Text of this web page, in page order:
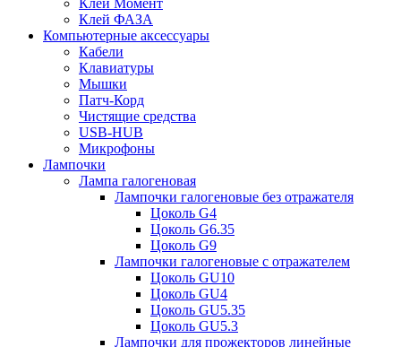
Клей Момент
Клей ФАЗА
Компьютерные аксессуары
Кабели
Клавиатуры
Мышки
Патч-Корд
Чистящие средства
USB-HUB
Микрофоны
Лампочки
Лампа галогеновая
Лампочки галогеновые без отражателя
Цоколь G4
Цоколь G6.35
Цоколь G9
Лампочки галогеновые с отражателем
Цоколь GU10
Цоколь GU4
Цоколь GU5.35
Цоколь GU5.3
Лампочки для прожекторов линейные